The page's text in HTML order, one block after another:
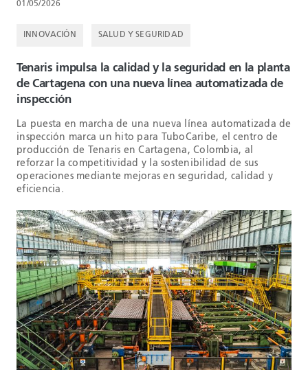
01/05/2026
INNOVACIÓN SALUD Y SEGURIDAD
Tenaris impulsa la calidad y la seguridad en la planta
de Cartagena con una nueva línea automatizada de
inspección
La puesta en marcha de una nueva línea automatizada de
inspección marca un hito para TuboCaribe, el centro de
producción de Tenaris en Cartagena, Colombia, al
reforzar la competitividad y la sostenibilidad de sus
operaciones mediante mejoras en seguridad, calidad y
eficiencia.